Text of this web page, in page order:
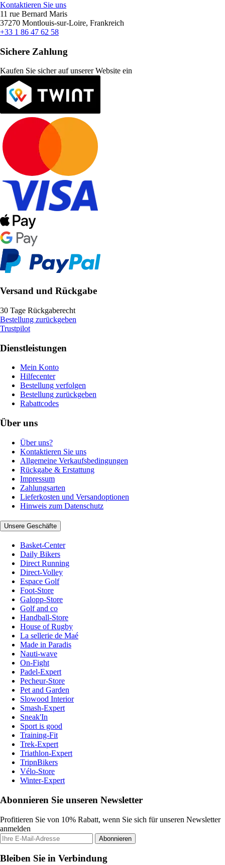
Kontaktieren Sie uns
11 rue Bernard Maris
37270 Montlouis-sur-Loire, Frankreich
+33 1 86 47 62 58
Sichere Zahlung
Kaufen Sie sicher auf unserer Website ein
Versand und Rückgabe
30 Tage Rückgaberecht
Bestellung zurückgeben
Trustpilot
Dienstleistungen
Mein Konto
Hilfecenter
Bestellung verfolgen
Bestellung zurückgeben
Rabattcodes
Über uns
Über uns?
Kontaktieren Sie uns
Allgemeine Verkaufsbedingungen
Rückgabe & Erstattung
Impressum
Zahlungsarten
Lieferkosten und Versandoptionen
Hinweis zum Datenschutz
Unsere Geschäfte
Basket-Center
Daily Bikers
Direct Running
Direct-Volley
Espace Golf
Foot-Store
Galopp-Store
Golf and co
Handball-Store
House of Rugby
La sellerie de Maé
Made in Paradis
Nauti-wave
On-Fight
Padel-Expert
Pecheur-Store
Pet and Garden
Slowood Interior
Smash-Expert
Sneak'In
Sport is good
Training-Fit
Trek-Expert
Triathlon-Expert
TripnBikers
Vélo-Store
Winter-Expert
Abonnieren Sie unseren Newsletter
Profitieren Sie von 10% Rabatt, wenn Sie sich für unseren Newsletter
anmelden
Abonnieren
Bleiben Sie in Verbindung